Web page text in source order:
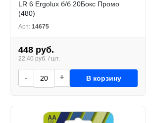
LR 6 Ergolux б/б 20Бокс Промо
(480)
Арт: 14675
448 руб.
22.40 руб. / шт.
- + В корзину